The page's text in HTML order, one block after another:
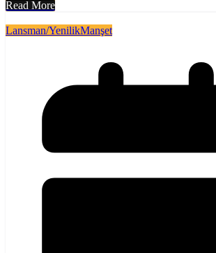
Read More
Lansman/YenilikManşet